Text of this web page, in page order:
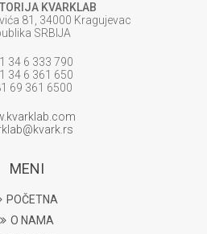
KVARKLAB
81, 34000 Kragujevac
SRBIJA
34 6 333 790
34 6 361 650
69 361 6500
MENI
POČETNA
O NAMA